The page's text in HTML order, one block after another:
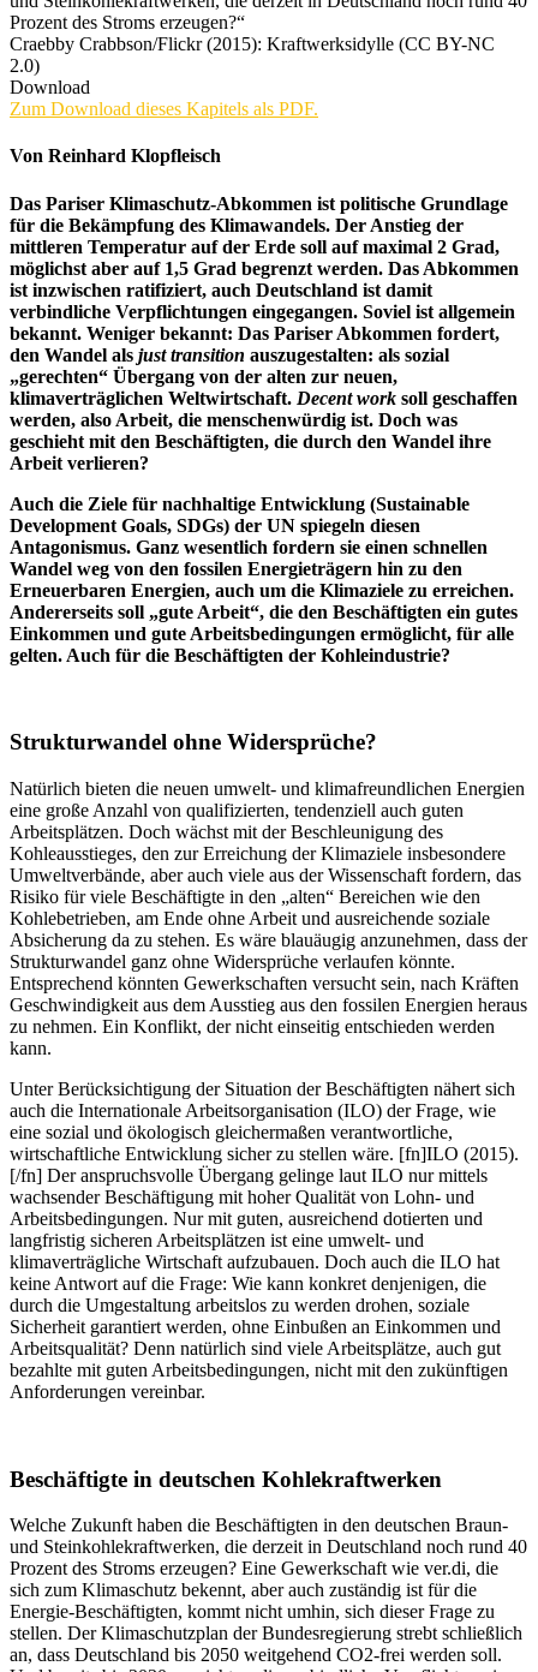
Prozent des Stroms erzeugen?“
Craebby Crabbson/Flickr (2015): Kraftwerksidylle (CC BY-NC
2.0)
Download
Zum Download dieses Kapitels als PDF.
Von Reinhard Klopfleisch
Das Pariser Klimaschutz-Abkommen ist politische Grundlage
für die Bekämpfung des Klimawandels. Der Anstieg der
mittleren Temperatur auf der Erde soll auf maximal 2 Grad,
möglichst aber auf 1,5 Grad begrenzt werden. Das Abkommen
ist inzwischen ratifiziert, auch Deutschland ist damit
verbindliche Verpflichtungen eingegangen. Soviel ist allgemein
bekannt. Weniger bekannt: Das Pariser Abkommen fordert,
den Wandel als just transition auszugestalten: als sozial
„gerechten“ Übergang von der alten zur neuen,
klimaverträglichen Weltwirtschaft. Decent work soll geschaffen
werden, also Arbeit, die menschenwürdig ist. Doch was
geschieht mit den Beschäftigten, die durch den Wandel ihre
Arbeit verlieren?
Auch die Ziele für nachhaltige Entwicklung (Sustainable
Development Goals, SDGs) der UN spiegeln diesen
Antagonismus. Ganz wesentlich fordern sie einen schnellen
Wandel weg von den fossilen Energieträgern hin zu den
Erneuerbaren Energien, auch um die Klimaziele zu erreichen.
Andererseits soll „gute Arbeit“, die den Beschäftigten ein gutes
Einkommen und gute Arbeitsbedingungen ermöglicht, für alle
gelten. Auch für die Beschäftigten der Kohleindustrie?
Strukturwandel ohne Widersprüche?
Natürlich bieten die neuen umwelt- und klimafreundlichen Energien
eine große Anzahl von qualifizierten, tendenziell auch guten
Arbeitsplätzen. Doch wächst mit der Beschleunigung des
Kohleausstieges, den zur Erreichung der Klimaziele insbesondere
Umweltverbände, aber auch viele aus der Wissenschaft fordern, das
Risiko für viele Beschäftigte in den „alten“ Bereichen wie den
Kohlebetrieben, am Ende ohne Arbeit und ausreichende soziale
Absicherung da zu stehen. Es wäre blauäugig anzunehmen, dass der
Strukturwandel ganz ohne Widersprüche verlaufen könnte.
Entsprechend könnten Gewerkschaften versucht sein, nach Kräften
Geschwindigkeit aus dem Ausstieg aus den fossilen Energien heraus
zu nehmen. Ein Konflikt, der nicht einseitig entschieden werden
kann.
Unter Berücksichtigung der Situation der Beschäftigten nähert sich
auch die Internationale Arbeitsorganisation (ILO) der Frage, wie
eine sozial und ökologisch gleichermaßen verantwortliche,
wirtschaftliche Entwicklung sicher zu stellen wäre. [fn]ILO (2015).
[/fn] Der anspruchsvolle Übergang gelinge laut ILO nur mittels
wachsender Beschäftigung mit hoher Qualität von Lohn- und
Arbeitsbedingungen. Nur mit guten, ausreichend dotierten und
langfristig sicheren Arbeitsplätzen ist eine umwelt- und
klimaverträgliche Wirtschaft aufzubauen. Doch auch die ILO hat
keine Antwort auf die Frage: Wie kann konkret denjenigen, die
durch die Umgestaltung arbeitslos zu werden drohen, soziale
Sicherheit garantiert werden, ohne Einbußen an Einkommen und
Arbeitsqualität? Denn natürlich sind viele Arbeitsplätze, auch gut
bezahlte mit guten Arbeitsbedingungen, nicht mit den zukünftigen
Anforderungen vereinbar.
Beschäftigte in deutschen Kohlekraftwerken
Welche Zukunft haben die Beschäftigten in den deutschen Braun-
und Steinkohlekraftwerken, die derzeit in Deutschland noch rund 40
Prozent des Stroms erzeugen? Eine Gewerkschaft wie ver.di, die
sich zum Klimaschutz bekennt, aber auch zuständig ist für die
Energie-Beschäftigten, kommt nicht umhin, sich dieser Frage zu
stellen. Der Klimaschutzplan der Bundesregierung strebt schließlich
an, dass Deutschland bis 2050 weitgehend CO2-frei werden soll.